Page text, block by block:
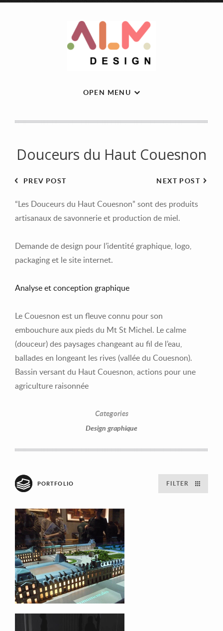
OPEN MENU
Douceurs du Haut Couesnon
NEXT POST
PREV POST
“Les Douceurs du Haut Couesnon” sont des produits
artisanaux de savonnerie et production de miel.
Demande de design pour l’identité graphique, logo,
packaging et le site internet.
Analyse et conception graphique
Le Couesnon est un fleuve connu pour son
embouchure aux pieds du Mt St Michel. Le calme
(douceur) des paysages changeant au fil de l’eau,
ballades en longeant les rives (vallée du Couesnon).
Bassin versant du Haut Couesnon, actions pour une
agriculture raisonnée
Categories
Design graphique
PORTFOLIO FILTER